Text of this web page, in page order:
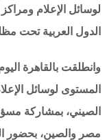
لوسائل الإعلام
الدول العربية تحت
وانطلقت بالقاهرة
المستوى لوسائل
الصيني، بمشاركة
مصر والصين، بحضور